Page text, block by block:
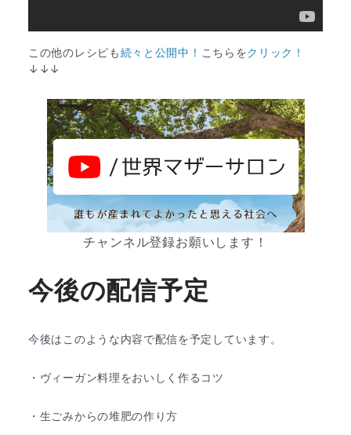
この他のレシピも続々と公開中！ こちらをクリック！
↓↓↓
チャンネル登録お願いします！
今後の配信予定
今後はこのような内容で配信を予定しています。
・ヴィーガン料理をおいしく作るコツ
・生ごみからの堆肥の作り方